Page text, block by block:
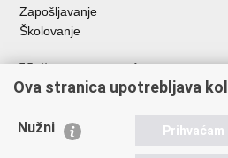
Zapošljavanje
Školovanje
Važne poveznice
Ministarstvo unutarnjih poslova
Udruge
Ova stranica upotrebljava
Nužni Prihvaćam